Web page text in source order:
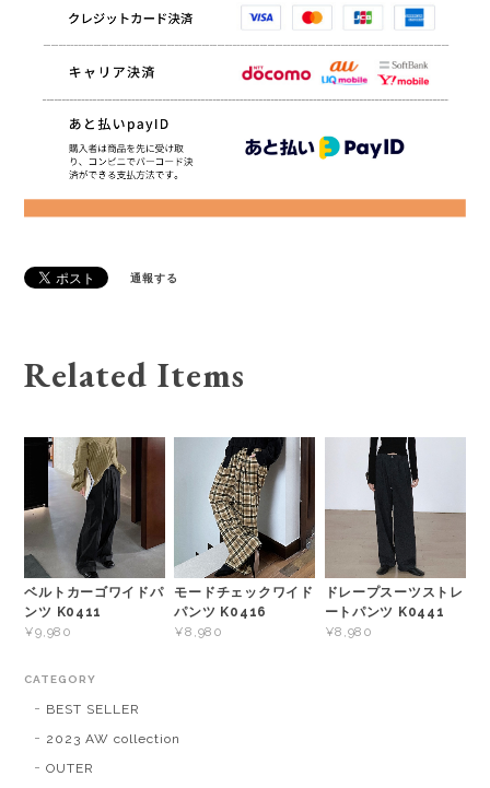
通報する
Related Items
ベルトカーゴワイドパ
ンツ K0411
¥9,980
モードチェックワイド
パンツ K0416
¥8,980
ドレープスーツストレ
ートパンツ K0441
¥8,980
CATEGORY
BEST SELLER
2023 AW collection
OUTER